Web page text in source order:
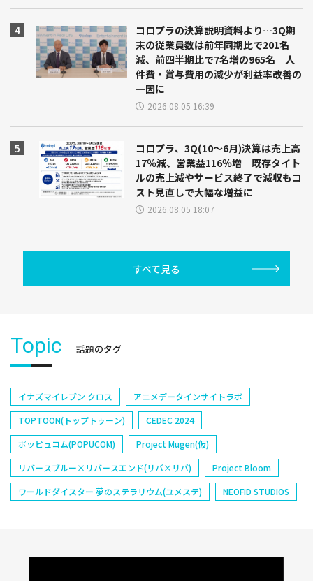
コロプラの決算説明資料より…3Q期
末の従業員数は前年同期比で201名
減、前四半期比で7名増の965名 人
件費・賞与費用の減少が利益率改善の
一因に
2026.08.05 16:39
コロプラ、3Q(10～6月)決算は売上高
17％減、営業益116％増 既存タイト
ルの売上減やサービス終了で減収もコ
スト見直しで大幅な増益に
2026.08.05 18:07
すべて見る
Topic 話題のタグ
イナズマイレブン クロス
アニメデータインサイトラボ
TOPTOON(トップトゥーン)
CEDEC 2024
ポッピュコム(POPUCOM)
Project Mugen(仮)
リバースブルー×リバースエンド(リバ×リバ)
Project Bloom
ワールドダイスター 夢のステラリウム(ユメステ)
NEOFID STUDIOS